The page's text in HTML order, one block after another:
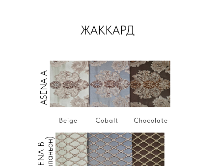
Beige Cobalt Chocolate
ЖАККАРД
ASENA А
ASENA В